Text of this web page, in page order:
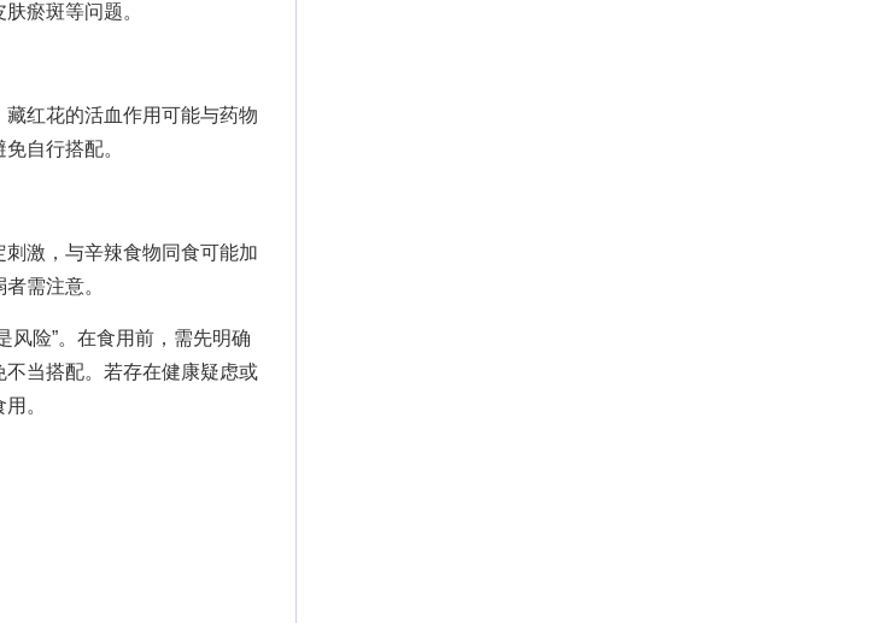
瘀斑等问题。
红花的活血作用可能与药物
自行搭配。
激，与辛辣食物同食可能加
需注意。
险”。在食用前，需先明确
当搭配。若存在健康疑虑或
。